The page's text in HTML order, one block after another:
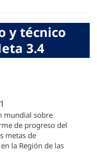
y técnico
3.4
mundial sobre
de progreso del
metas de
la Región de las